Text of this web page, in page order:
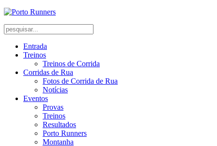
Entrada
Treinos
Treinos de Corrida
Corridas de Rua
Fotos de Corrida de Rua
Notícias
Eventos
Provas
Treinos
Resultados
Porto Runners
Montanha